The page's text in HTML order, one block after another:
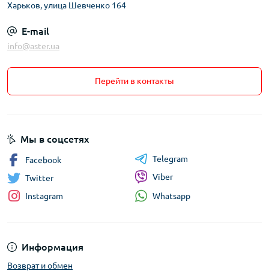
Харьков, улица Шевченко 164
E-mail
info@aster.ua
Перейти в контакты
Информация
Возврат и обмен
Мы в соцсетях
Facebook
Twitter
Instagram
Telegram
Viber
Whatsapp